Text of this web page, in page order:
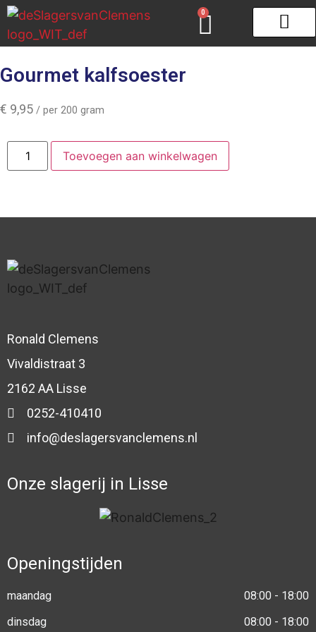
0
Gourmet kalfsoester
€ 9,95 / per 200 gram
Toevoegen aan winkelwagen
Ronald Clemens
Vivaldistraat 3
2162 AA Lisse
0252-410410
info@deslagersvanclemens.nl
Onze slagerij in Lisse
Openingstijden
maandag
08:00 - 18:00
dinsdag
08:00 - 18:00